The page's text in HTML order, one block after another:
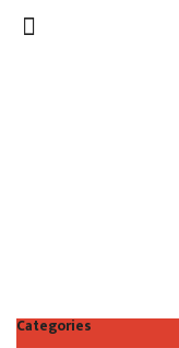
Menu
Categories